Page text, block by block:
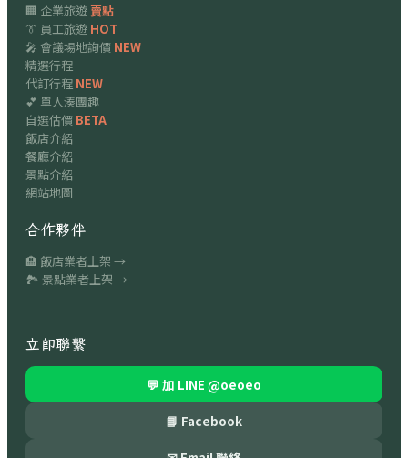
🏢 企業旅遊賣點
👔 員工旅遊 HOT
🎤 會議場地詢價 NEW
精選行程
代訂行程 NEW
💕 單人湊團趣
自選估價 BETA
飯店介紹
餐廳介紹
景點介紹
網站地圖
合作夥伴
🏨 飯店業者上架 →
🏞 景點業者上架 →
立即聯繫
💬 加 LINE @oeoeo
📘 Facebook